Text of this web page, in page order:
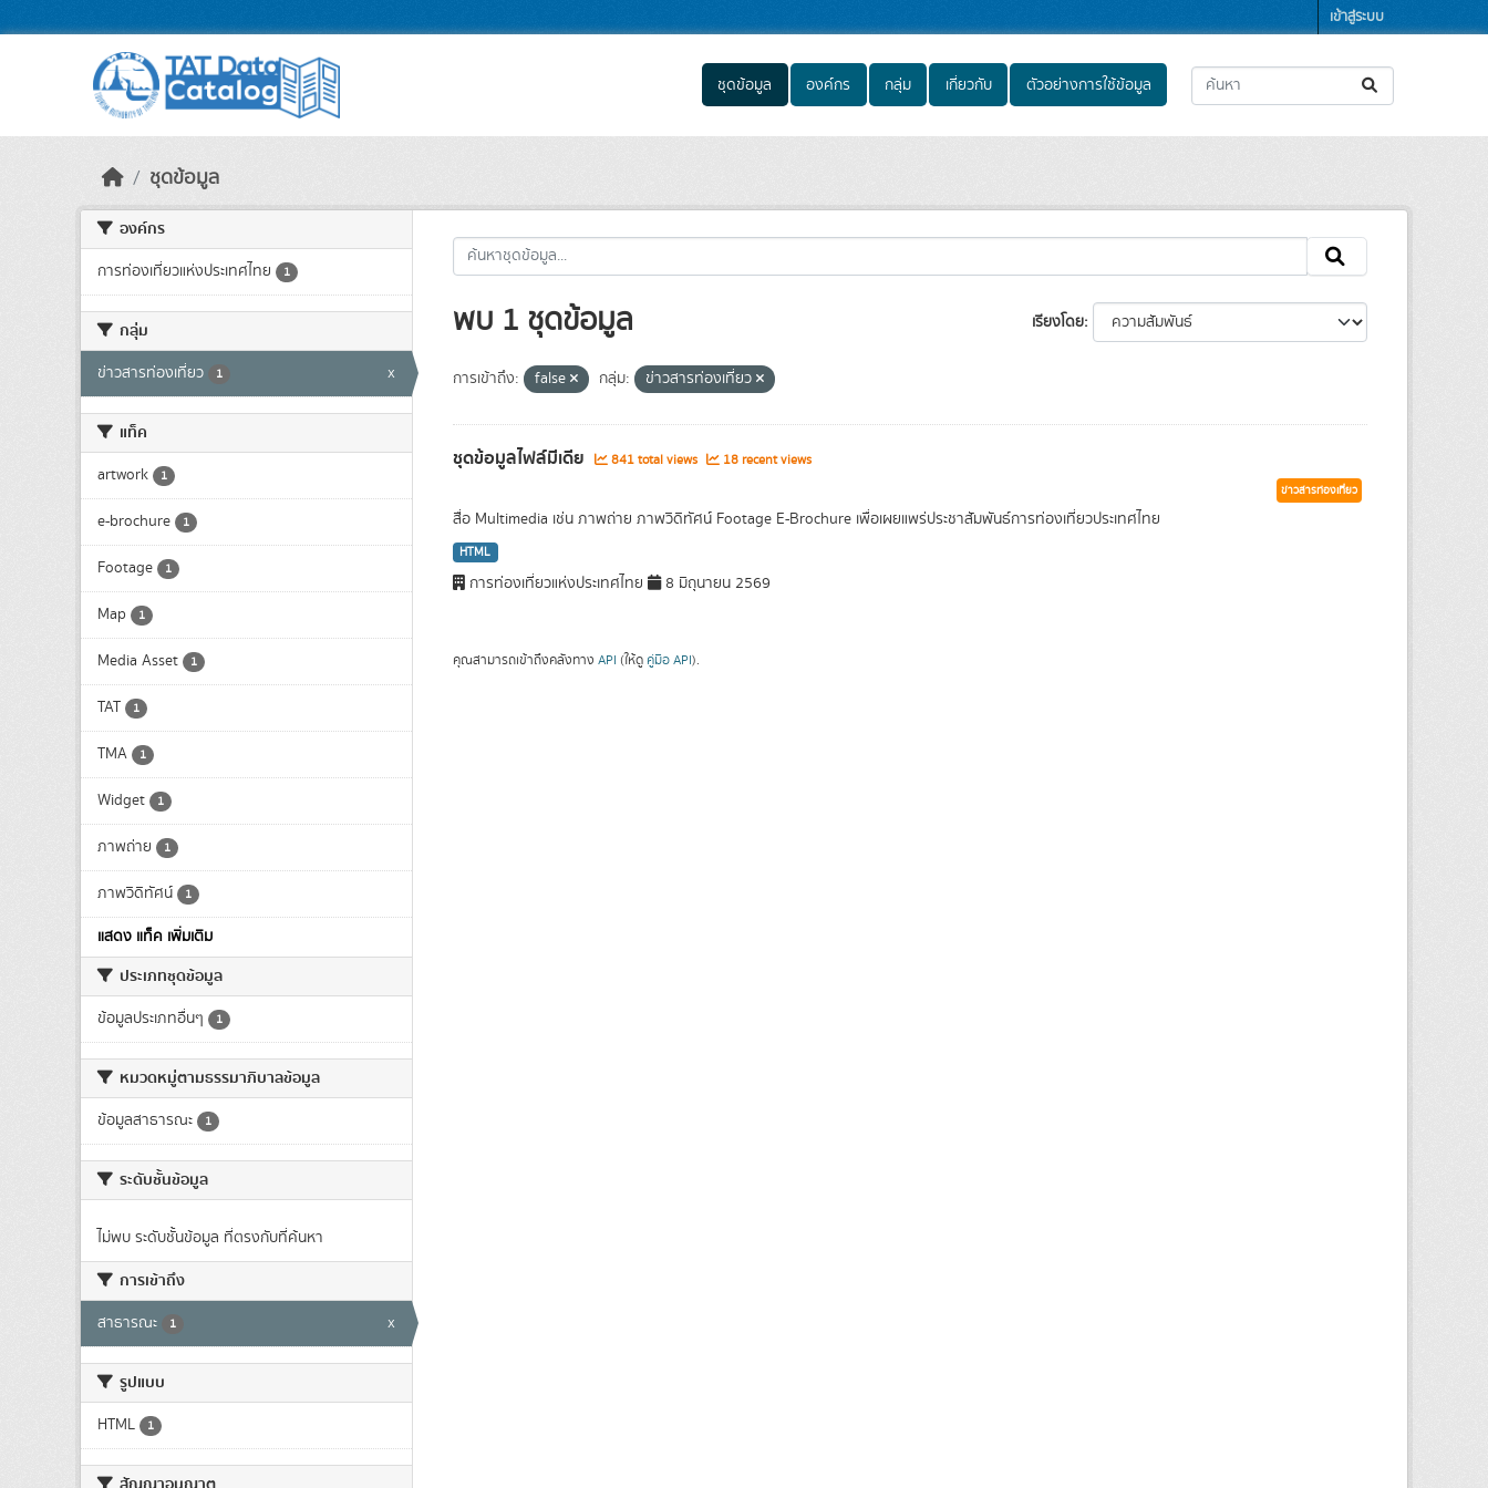
เข้าสู่ระบบ
ชุดข้อมูล องค์กร กลุ่ม เกี่ยวกับ ตัวอย่างการใช้ข้อมูล
ชุดข้อมูล
องค์กร
การท่องเที่ยวแห่งประเทศไทย 1
กลุ่ม
ข่าวสารท่องเที่ยว 1 x
แท็ค
artwork 1
e-brochure 1
Footage 1
Map 1
Media Asset 1
TAT 1
TMA 1
Widget 1
ภาพถ่าย 1
ภาพวิดิทัศน์ 1
แสดง แท็ค เพิ่มเติม
ประเภทชุดข้อมูล
ข้อมูลประเภทอื่นๆ 1
หมวดหมู่ตามธรรมาภิบาลข้อมูล
ข้อมูลสาธารณะ 1
ระดับชั้นข้อมูล
ไม่พบ ระดับชั้นข้อมูล ที่ตรงกับที่ค้นหา
การเข้าถึง
สาธารณะ 1 x
รูปแบบ
HTML 1
เรียงโดย
พบ 1 ชุดข้อมูล
การเข้าถึง: false กลุ่ม: ข่าวสารท่องเที่ยว
ชุดข้อมูลไฟล์มีเดีย 841 total views 18 recent views
ข่าวสารท่องเที่ยว
สื่อ Multimedia เช่น ภาพถ่าย ภาพวิดิทัศน์ Footage E-Brochure เพื่อเผยแพร่ประชาสัมพันธ์การท่องเที่ยวประเทศไทย
HTML
การท่องเที่ยวแห่งประเทศไทย 8 มิถุนายน 2569
คุณสามารถเข้าถึงคลังทาง API (ให้ดู คู่มือ API).